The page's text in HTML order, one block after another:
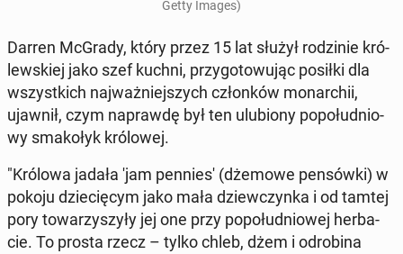
Getty Images)
Darren McGrady, który przez 15 lat służył ro­dzi­nie kró­
lew­skiej jako szef kuchni, przy­go­to­wu­jąc posiłki dla
wszyst­kich naj­waż­niej­szych człon­ków mo­nar­chii,
ujawnił, czym na­praw­dę był ten ulu­bio­ny po­po­łu­dnio­
wy sma­ko­łyk kró­lo­wej.
"Królowa jadała 'jam pen­nie­s' (dżemowe pen­sów­ki) w
pokoju dzie­cię­cym jako mała dziew­czyn­ka i od tamtej
pory to­wa­rzy­szy­ły jej one przy po­po­łu­dnio­wej her­ba­
cie. To prosta rzecz – tylko chleb, dżem i odro­bi­na